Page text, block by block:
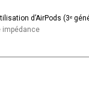
d’AirPods (3ᵉ
impédance